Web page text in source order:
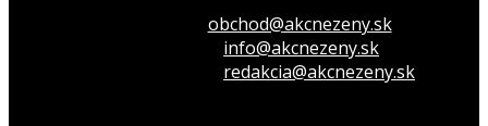
obchod@akcnezeny.sk
info@akcnezeny.sk
redakcia@akcnezeny.sk